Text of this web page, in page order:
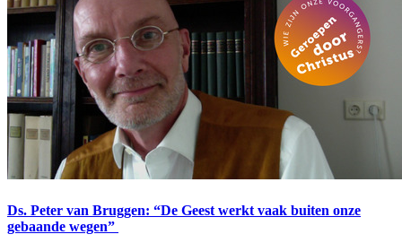
Ds. Peter van Bruggen: “De Geest werkt vaak buiten onze
gebaande wegen”